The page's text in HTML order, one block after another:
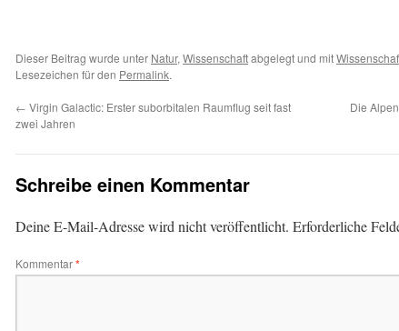
Dieser Beitrag wurde unter Natur, Wissenschaftabgelegt und mit
Lesezeichen für den Permalink.
← Virgin Galactic: Erster suborbitalen Raumflug seit fast
zwei Jahren
Die
Schreibe einen Kommentar
Deine E-Mail-Adresse wird nicht veröffentlicht. Erforderliche
Kommentar*